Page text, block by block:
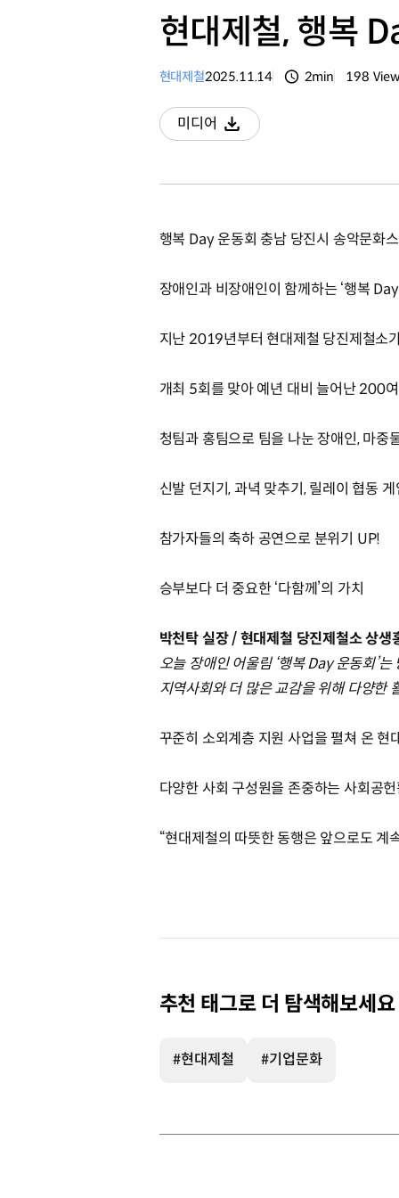
현대제철, 행복
현대제철2025.11.14 2min 198
미디어
다운로드
행복 Day 운동회 충남 당진시 송악문화
장애인과 비장애인이 함께하는 ‘행복
지난 2019년부터 현대제철 당진제철소
개최 5회를 맞아 예년 대비 늘어난 200
청팀과 홍팀으로 팀을 나눈 장애인, 마중
신발 던지기, 과녁 맞추기, 릴레이 협동
참가자들의 축하 공연으로 분위기 UP!
승부보다 더 중요한 ‘다함께’의 가치
박천탁 실장 / 현대제철 당진제철소 상생
오늘 장애인 어울림 ‘행복 Day 운동회’
지역사회와 더 많은 교감을 위해 다양한
꾸준히 소외계층 지원 사업을 펼쳐 온 현
다양한 사회 구성원을 존중하는 사회공
“현대제철의 따뜻한 동행은 앞으로도 계
추천 태그로 더 탐색해보세요
#현대제철 #기업문화